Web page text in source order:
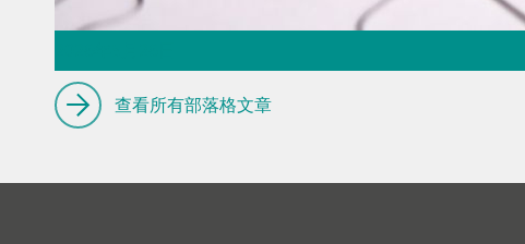
Thermometric titration – the
missing piece of the puzzle
查看所有部落格文章